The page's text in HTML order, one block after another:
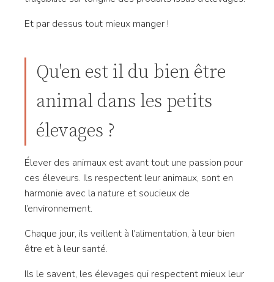
Et par dessus tout mieux manger !
Qu'en est il du bien être
animal dans les petits
élevages ?
Élever des animaux est avant tout une passion pour
ces éleveurs. Ils respectent leur animaux, sont en
harmonie avec la nature et soucieux de
l’environnement.
Chaque jour, ils veillent à l’alimentation, à leur bien
être et à leur santé.
Ils le savent, les élevages qui respectent mieux leur